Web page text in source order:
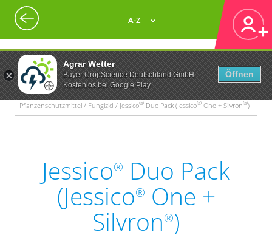
Agrar Wetter
Bayer CropScience Deutschland GmbH
Kostenlos bei Google Play
Öffnen
A-Z
Pflanzenschutzmittel / Fungizid / Jessico® Duo Pack (Jessico® One + Silvron®)
Jessico® Duo Pack
(Jessico® One +
Silvron®)